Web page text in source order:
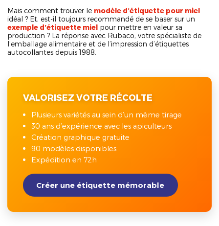
Mais comment trouver le modèle d’étiquette pour miel
idéal ? Et, est-il toujours recommandé de se baser sur un
exemple d’étiquette miel pour mettre en valeur sa
production ? La réponse avec Rubaco, votre spécialiste de
l’emballage alimentaire et de l’impression d’étiquettes
autocollantes depuis 1988.
VALORISEZ VOTRE RÉCOLTE
Plusieurs variétés au sein d’un même tirage
30 ans d’expérience avec les apiculteurs
Création graphique gratuite
90 modèles disponibles
Expédition en 72h
Créer une étiquette mémorable